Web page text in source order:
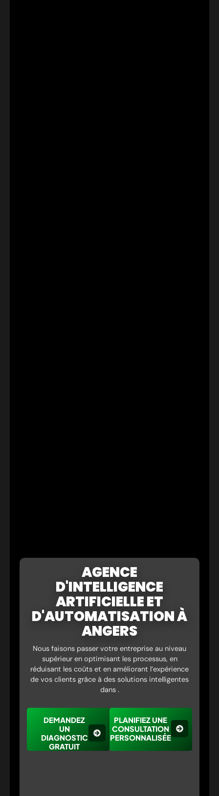
AGENCE
D'INTELLIGENCE
ARTIFICIELLE ET
D'AUTOMATISATION À
ANGERS
Nous faisons passer votre entreprise au niveau
supérieur en optimisant les processus, en
réduisant les coûts et en améliorant l’expérience
de vos clients grâce à des solutions intelligentes
dans .
DEMANDEZ
UN
DIAGNOSTIC
GRATUIT
PLANIFIEZ UNE
CONSULTATION
PERSONNALISÉE